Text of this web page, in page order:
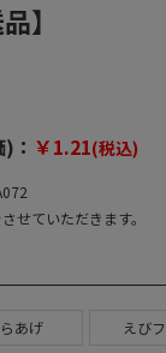
】
： ￥1.21(税込)
せていただきます。
あげ えび